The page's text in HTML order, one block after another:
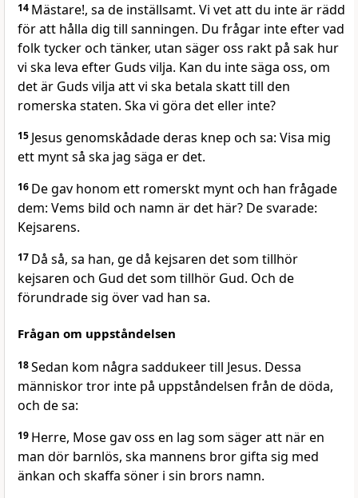
14 Mästare!, sa de inställsamt. Vi vet att du inte är rädd
för att hålla dig till sanningen. Du frågar inte efter vad
folk tycker och tänker, utan säger oss rakt på sak hur
vi ska leva efter Guds vilja. Kan du inte säga oss, om
det är Guds vilja att vi ska betala skatt till den
romerska staten. Ska vi göra det eller inte?
15 Jesus genomskådade deras knep och sa: Visa mig
ett mynt så ska jag säga er det.
16 De gav honom ett romerskt mynt och han frågade
dem: Vems bild och namn är det här? De svarade:
Kejsarens.
17 Då så, sa han, ge då kejsaren det som tillhör
kejsaren och Gud det som tillhör Gud. Och de
förundrade sig över vad han sa.
Frågan om uppståndelsen
18Sedan kom några saddukeer till Jesus. Dessa
människor tror inte på uppståndelsen från de döda,
och de sa:
19 Herre, Mose gav oss en lag som säger att när en
man dör barnlös, ska mannens bror gifta sig med
änkan och skaffa söner i sin brors namn.